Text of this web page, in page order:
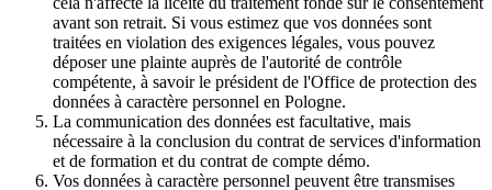
avant son retrait. Si vous estimez que vos données sont
traitées en violation des exigences légales, vous pouvez
déposer une plainte auprès de l'autorité de contrôle
compétente, à savoir le président de l'Office de protection des
données à caractère personnel en Pologne.
La communication des données est facultative, mais
nécessaire à la conclusion du contrat de services d'information
et de formation et du contrat de compte démo.
Vos données à caractère personnel peuvent être transmises